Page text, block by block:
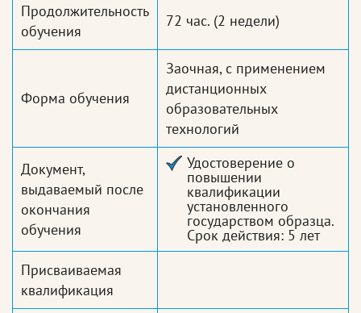
Продолжительность
обучения
72 час. (2 недели)
Форма обучения
Заочная, с применением
дистанционных
образовательных
технологий
Документ,
выдаваемый после
окончания
обучения
Удостоверение о
повышении
квалификации
установленного
государством образца.
Срок действия: 5 лет
Присваиваемая
квалификация